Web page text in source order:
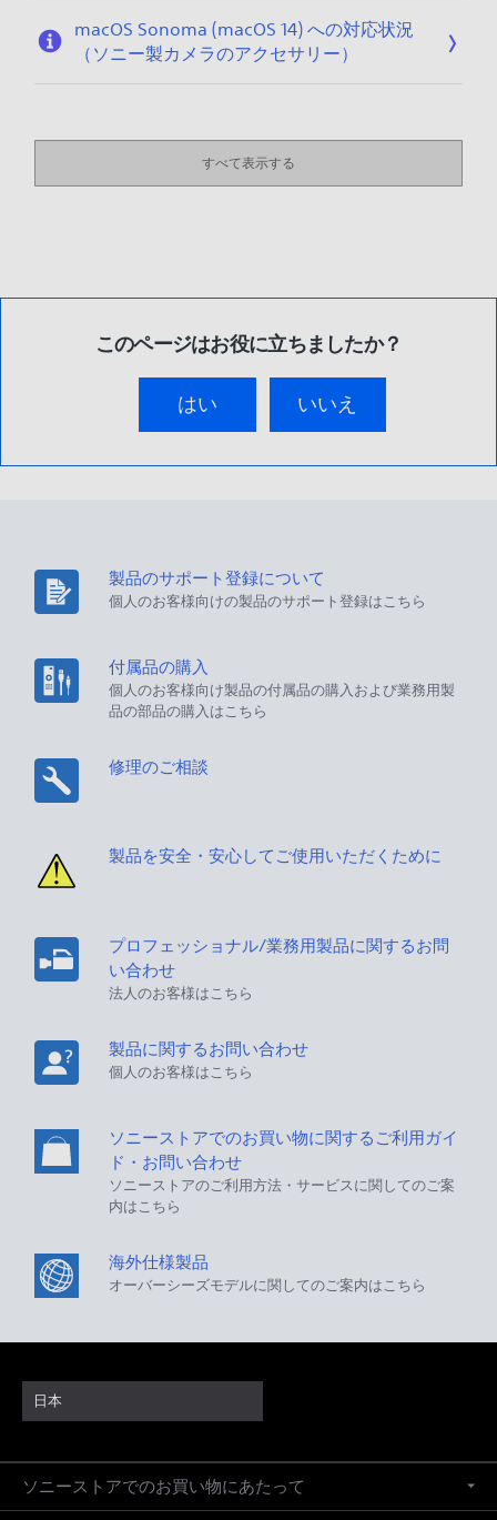
macOS Sonoma (macOS 14) への対応状況
（ソニー製カメラのアクセサリー）
すべて表示する
このページはお役に立ちましたか？
はい いいえ
製品のサポート登録について
個人のお客様向けの製品のサポート登録はこちら
付属品の購入
個人のお客様向け製品の付属品の購入および業務用製
品の部品の購入はこちら
修理のご相談
製品を安全・安心してご使用いただくために
プロフェッショナル/業務用製品に関するお問
い合わせ
法人のお客様はこちら
製品に関するお問い合わせ
個人のお客様はこちら
ソニーストアでのお買い物に関するご利用ガイ
ド・お問い合わせ
ソニーストアのご利用方法・サービスに関してのご案
内はこちら
海外仕様製品
オーバーシーズモデルに関してのご案内はこちら
日本
ソニーストアでのお買い物にあたって